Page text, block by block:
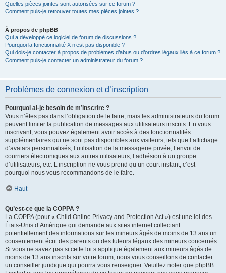
Quelles pièces jointes sont autorisées sur ce forum ?
Comment puis-je retrouver toutes mes pièces jointes ?
À propos de phpBB
Qui a développé ce logiciel de forum de discussions ?
Pourquoi la fonctionnalité X n’est pas disponible ?
Qui dois-je contacter à propos de problèmes d’abus ou d’ordres légaux liés à ce forum ?
Comment puis-je contacter un administrateur du forum ?
Problèmes de connexion et d’inscription
Pourquoi ai-je besoin de m’inscrire ?
Vous n’êtes pas dans l’obligation de le faire, mais les administrateurs du forum
peuvent limiter la publication de messages aux utilisateurs inscrits. En vous
inscrivant, vous pouvez également avoir accès à des fonctionnalités
supplémentaires qui ne sont pas disponibles aux visiteurs, tels que l’affichage
d’avatars personnalisés, l’utilisation de la messagerie privée, l’envoi de
courriers électroniques aux autres utilisateurs, l’adhésion à un groupe
d’utilisateurs, etc. L’inscription ne vous prend qu’un court instant, c’est
pourquoi nous vous recommandons de le faire.
Haut
Qu’est-ce que la COPPA ?
La COPPA (pour « Child Online Privacy and Protection Act ») est une loi des
États-Unis d’Amérique qui demande aux sites internet collectant
potentiellement des informations sur les mineurs âgés de moins de 13 ans un
consentement écrit des parents ou des tuteurs légaux des mineurs concernés.
Si vous ne savez pas si cette loi s’applique également aux mineurs âgés de
moins de 13 ans inscrits sur votre forum, nous vous conseillons de contacter
un conseiller juridique qui pourra vous renseigner. Veuillez noter que phpBB